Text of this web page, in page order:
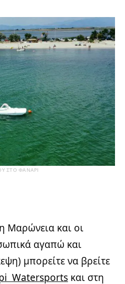
ΣΤΟ ΦΑΝΑΡΙ
Μαρώνεια και οι
αγαπώ και
μπορείτε να βρείτε
Watersports και στη